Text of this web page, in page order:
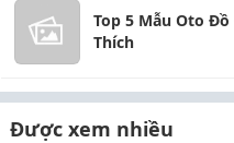
Top 5 Mẫu Oto Đồ
Thích
Được xem nhiều